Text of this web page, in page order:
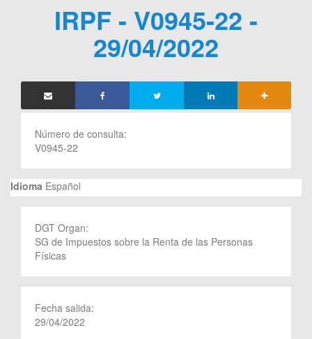
IRPF - V0945-22 -
29/04/2022
Número de consulta:
V0945-22
Idioma Español
DGT Organ:
SG de Impuestos sobre la Renta de las Personas
Físicas
Fecha salida:
29/04/2022